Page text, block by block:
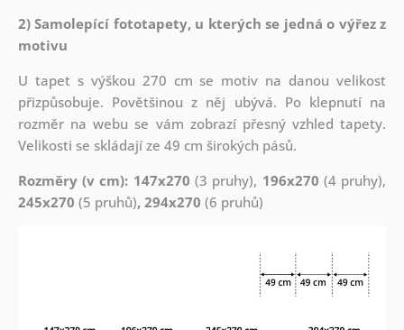
2) Samolepící fototapety, u kterých se jedná o výřez z
motivu
U tapet s výškou 270 cm se motiv na danou velikost
přizpůsobuje. Povětšinou z něj ubývá. Po klepnutí na
rozměr na webu se vám zobrazí přesný vzhled tapety.
Velikosti se skládají ze 49 cm širokých pásů.
Rozměry (v cm): 147x270 (3 pruhy), 196x270 (4 pruhy),
245x270 (5 pruhů), 294x270 (6 pruhů)